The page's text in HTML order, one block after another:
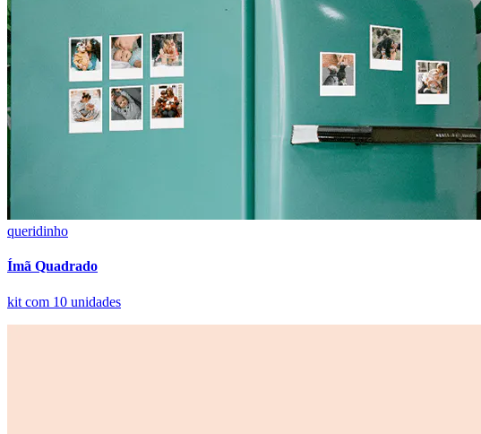
queridinho
Ímã Quadrado
kit com 10 unidades